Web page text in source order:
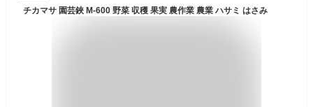
チカマサ 園芸鋏 M-600 野菜 収穫 果実 農作業 農業 ハサミ はさみ